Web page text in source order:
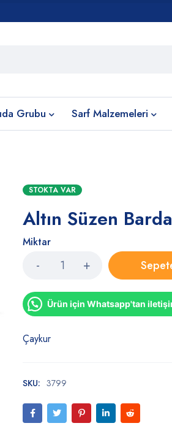
Grubu Sarf Malzemeleri
STOKTA VAR
Altın Süzen
Miktar
Ürün için Whatsapp'tan
Çaykur
SKU: 3799